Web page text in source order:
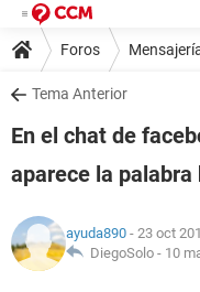
Foros
Tema Anterior
En el chat de
aparece la palabra
ayuda890 - 23 oct
DiegoSolo - 10